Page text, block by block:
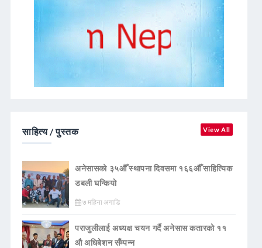
साहित्य / पुस्तक View All
अनेसासको ३५औँ स्थापना दिवसमा १६६औँ साहित्यिक
डबली घन्कियाे
७ महिना अगाडि
पराजुलीलाई अध्यक्ष चयन गर्दै अनेसास कतारको ११
औ अधिबेशन सँम्पन्न